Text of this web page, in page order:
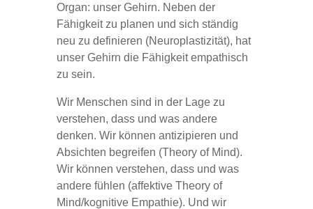
Organ: unser Gehirn. Neben der
Fähigkeit zu planen und sich ständig
neu zu definieren (Neuroplastizität), hat
unser Gehirn die Fähigkeit empathisch
zu sein.
Wir Menschen sind in der Lage zu
verstehen, dass und was andere
denken. Wir können antizipieren und
Absichten begreifen (Theory of Mind).
Wir können verstehen, dass und was
andere fühlen (affektive Theory of
Mind/kognitive Empathie). Und wir